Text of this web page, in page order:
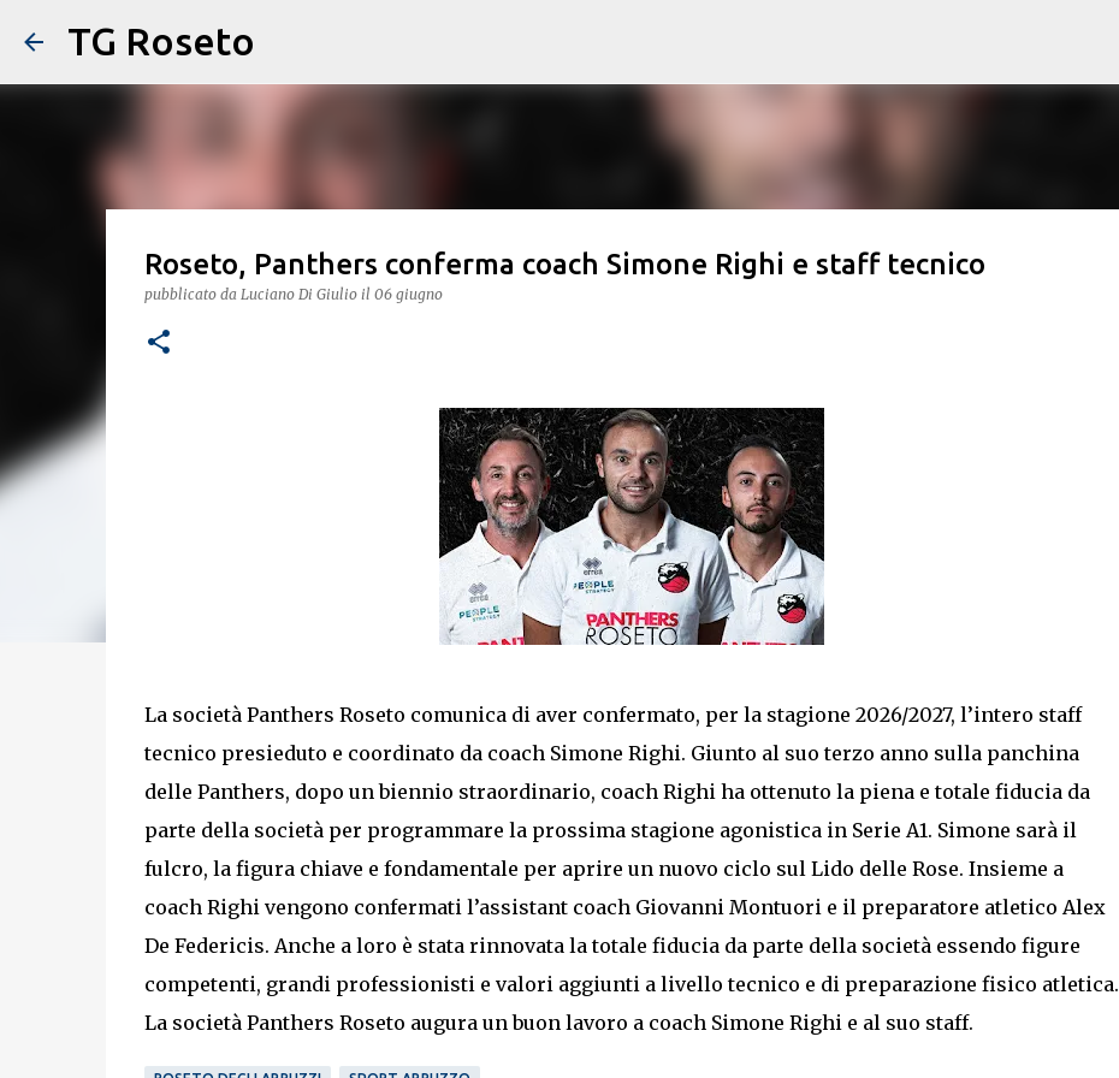
TG Roseto
Roseto, Panthers conferma coach Simone Righi e staff tecnico
pubblicato da Luciano Di Giulio il 06 giugno
La società Panthers Roseto comunica di aver confermato, per la stagione 2026/2027, l’intero staff
tecnico presieduto e coordinato da coach Simone Righi. Giunto al suo terzo anno sulla panchina
delle Panthers, dopo un biennio straordinario, coach Righi ha ottenuto la piena e totale fiducia da
parte della società per programmare la prossima stagione agonistica in Serie A1. Simone sarà il
fulcro, la figura chiave e fondamentale per aprire un nuovo ciclo sul Lido delle Rose. Insieme a
coach Righi vengono confermati l’assistant coach Giovanni Montuori e il preparatore atletico Alex
De Federicis. Anche a loro è stata rinnovata la totale fiducia da parte della società essendo figure
competenti, grandi professionisti e valori aggiunti a livello tecnico e di preparazione fisico atletica.
La società Panthers Roseto augura un buon lavoro a coach Simone Righi e al suo staff.